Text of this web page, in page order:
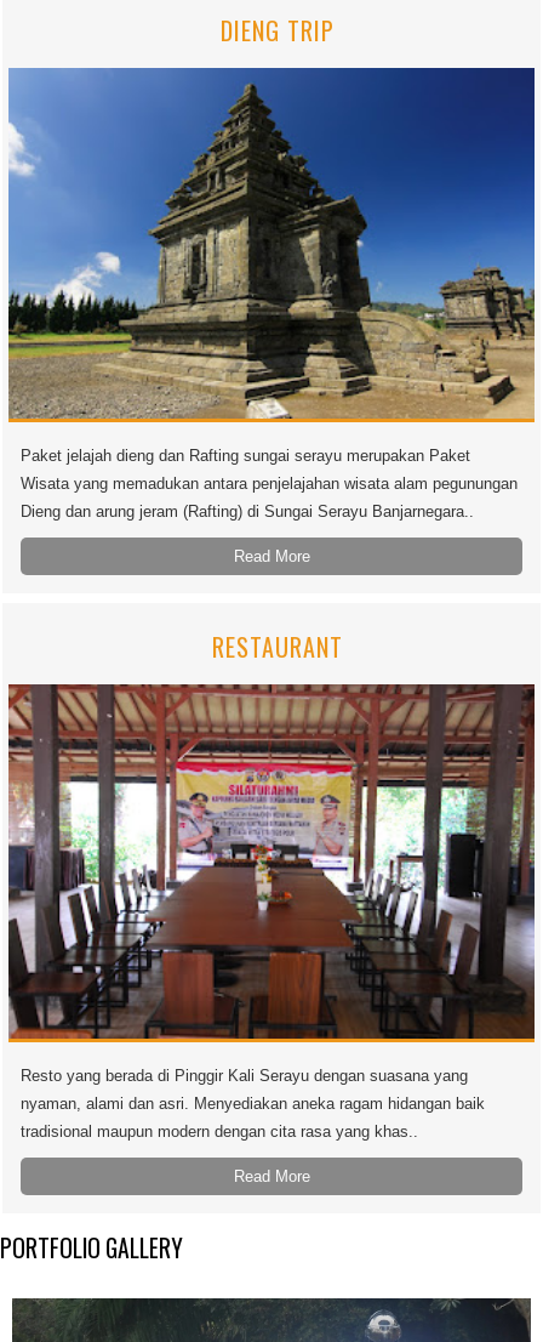
DIENG TRIP
Paket jelajah dieng dan Rafting sungai serayu merupakan Paket
Wisata yang memadukan antara penjelajahan wisata alam pegunungan
Dieng dan arung jeram (Rafting) di Sungai Serayu Banjarnegara..
Read More
RESTAURANT
Resto yang berada di Pinggir Kali Serayu dengan suasana yang
nyaman, alami dan asri. Menyediakan aneka ragam hidangan baik
tradisional maupun modern dengan cita rasa yang khas..
Read More
PORTFOLIO GALLERY